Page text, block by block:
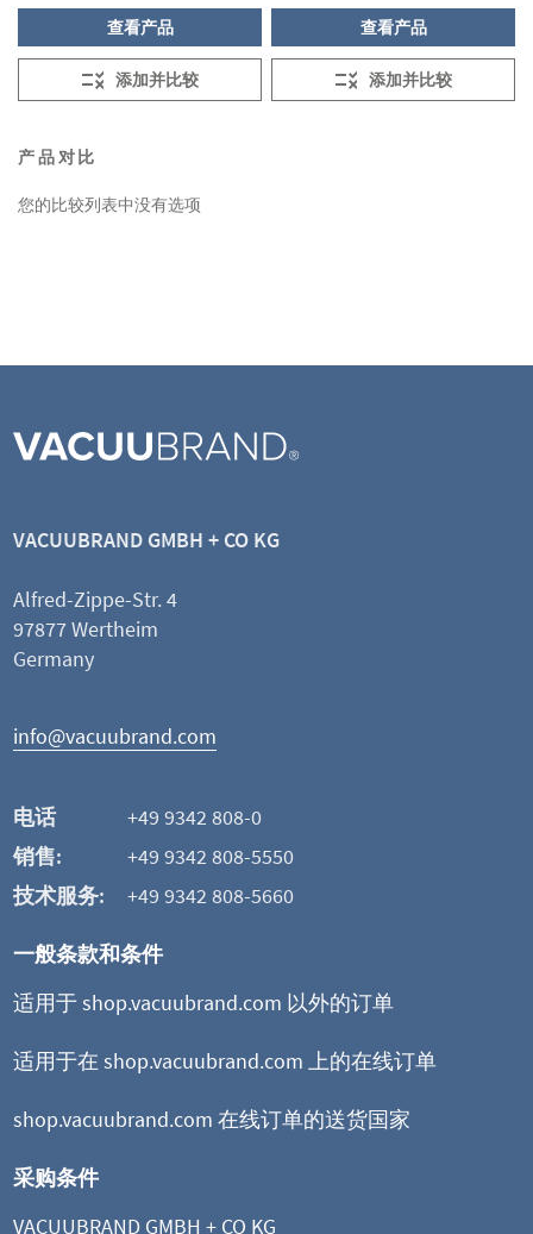
查看产品
添加并比较
查看产品
添加并比较
产品对比
您的比较列表中没有选项
VACUUBRAND GMBH + CO KG
Alfred-Zippe-Str. 4
97877 Wertheim
Germany
info@vacuubrand.com
电话
+49 9342 808-0
销售:
+49 9342 808-5550
技术服务:
+49 9342 808-5660
一般条款和条件
适用于 shop.vacuubrand.com 以外的订单
适用于在 shop.vacuubrand.com 上的在线订单
shop.vacuubrand.com 在线订单的送货国家
采购条件
VACUUBRAND GMBH + CO KG